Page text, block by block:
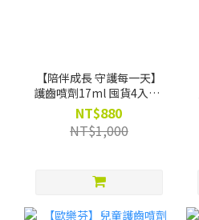
【陪伴成長 守護每一天】
護齒噴劑17ml 囤貨4入組-
限時88折(買就贈漱口水葡
萄口味12ml*4)
NT$880
NT$1,000